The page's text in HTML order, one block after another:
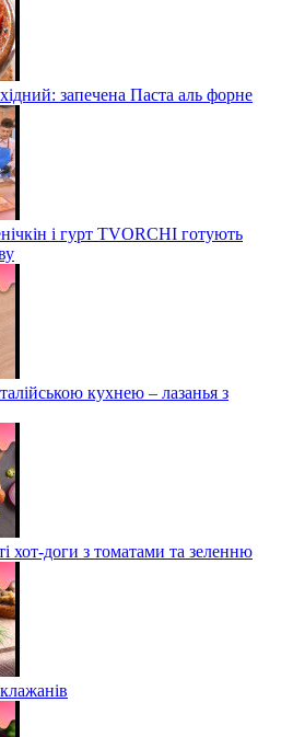
запечена Паста аль форне
і гурт TVORCHI готують
кухнею – лазанья з
хот-доги з томатами та зеленню